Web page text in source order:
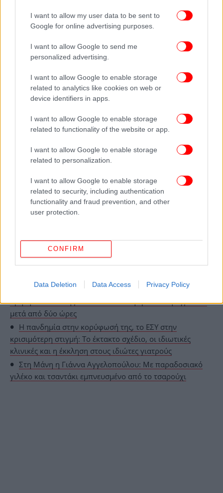
I want to allow my user data to be sent to
Google for online advertising purposes.
I want to allow Google to send me
personalized advertising.
I want to allow Google to enable storage
related to analytics like cookies on web or
device identifiers in apps.
I want to allow Google to enable storage
related to functionality of the website or app.
I want to allow Google to enable storage
related to personalization.
I want to allow Google to enable storage
related to security, including authentication
functionality and fraud prevention, and other
user protection.
CONFIRM
Data Deletion Data Access Privacy Policy
Αποφασίζει ο ΕΜΑ για το εμβόλιο της AstraZeneca -Ο ΠΟΥ
συστήνει συνέχιση εμβολιασμών
ΕΛΛΑΔΑ 18/03/2021 07:56
Δερμιτζάκης: Ανοίξτε τα πάντα, όλες τις δραστηριότητες σε
εξωτερικούς χώρους
ΟΛΕΣ ΟΙ ΕΙΔΗΣΕΙΣ
Προς χαλάρωση τα μέτρα από το Σαββατοκύριακο
Μάχη να κρατηθεί στη ζωή το παιδί 2,5 ετών στην
Κρήτη– Διασώστης του ΕΚΑΒ επανέφερε τον σφυγμό του
μετά από δύο ώρες
Η πανδημία στην κορύφωσή της, το ΕΣΥ στην
κρισιμότερη στιγμή: Το έκτακτο σχέδιο, οι ιδιωτικές
κλινικές και η έκκληση στους ιδιώτες γιατρούς
Στη Μάνη η Γιάννα Αγγελοπούλου: Με παραδοσιακό
γιλέκο και τσαντάκι εμπνευσμένο από το τσαρούχι